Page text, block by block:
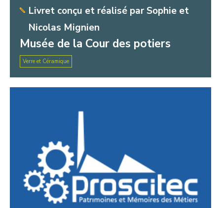
Livret conçu et réalisé par Sophie et
Nicolas Mignien
Musée de la Cour des potiers
Verre et Céramique